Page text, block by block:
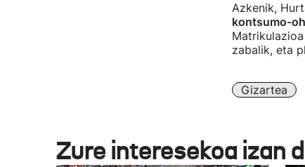
Azkenik,
kontsumo-
zabalik, eta
Gizartea
Zure interesekoa izan